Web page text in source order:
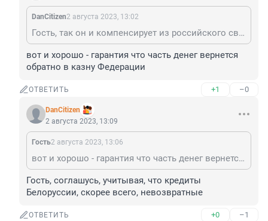
DanCitizen2 августа 2023, 13:02
Гость, так он и компенсирует из российского свежевыданного кредита
вот и хорошо - гарантия что часть денег вернется
обратно в казну Федерации
ОТВЕТИТЬ +1 –0
DanCitizen
2 августа 2023, 13:09
Гость2 августа 2023, 13:06
вот и хорошо - гарантия что часть денег вернется обратно в казну Федерации
Гость, соглашусь, учитывая, что кредиты
Белоруссии, скорее всего, невозвратные
ОТВЕТИТЬ +0 –1